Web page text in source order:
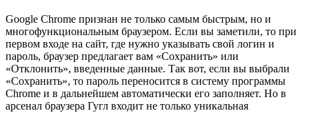
Google Chrome признан не только самым быстрым, но и
многофункциональным браузером. Если вы заметили, то при
первом входе на сайт, где нужно указывать свой логин и
пароль, браузер предлагает вам «Сохранить» или
«Отклонить», введенные данные. Так вот, если вы выбрали
«Сохранить», то пароль переносится в систему программы
Chrome и в дальнейшем автоматически его заполняет. Но в
арсенал браузера Гугл входит не только уникальная